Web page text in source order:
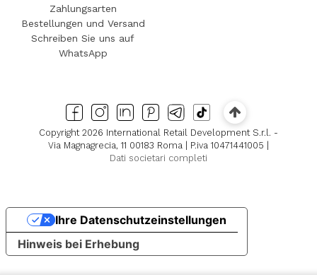
Zahlungsarten
Bestellungen und Versand
Schreiben Sie uns auf
WhatsApp
Copyright 2026 International Retail Development S.r.l. -
Via Magnagrecia, 11 00183 Roma | P.iva 10471441005 |
Dati societari completi
Hinweis bei Erhebung
Ihre Datenschutzeinstellungen